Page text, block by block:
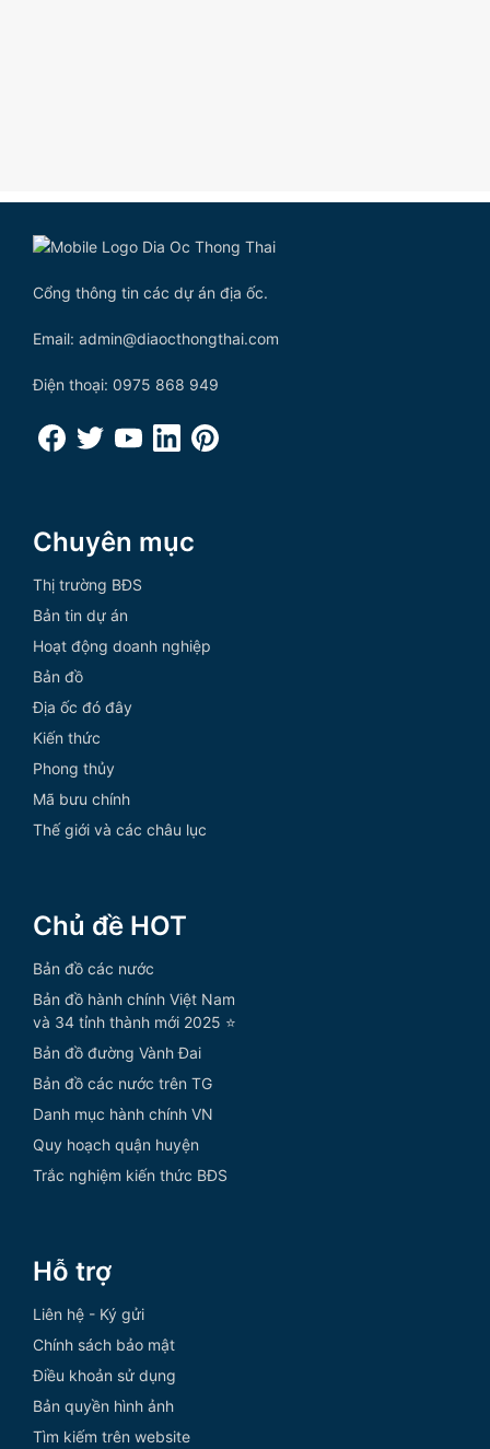
Cổng thông tin các dự án địa ốc.
Email: admin@diaocthongthai.com
Điện thoại: 0975 868 949
Chuyên mục
Thị trường BĐS
Bản tin dự án
Hoạt động doanh nghiệp
Bản đồ
Địa ốc đó đây
Kiến thức
Phong thủy
Mã bưu chính
Thế giới và các châu lục
Chủ đề HOT
Bản đồ các nước
Bản đồ hành chính Việt Nam
và 34 tỉnh thành mới 2025 ⭐
Bản đồ đường Vành Đai
Bản đồ các nước trên TG
Danh mục hành chính VN
Quy hoạch quận huyện
Trắc nghiệm kiến thức BĐS
Hỗ trợ
Liên hệ - Ký gửi
Chính sách bảo mật
Điều khoản sử dụng
Bản quyền hình ảnh
Tìm kiếm trên website